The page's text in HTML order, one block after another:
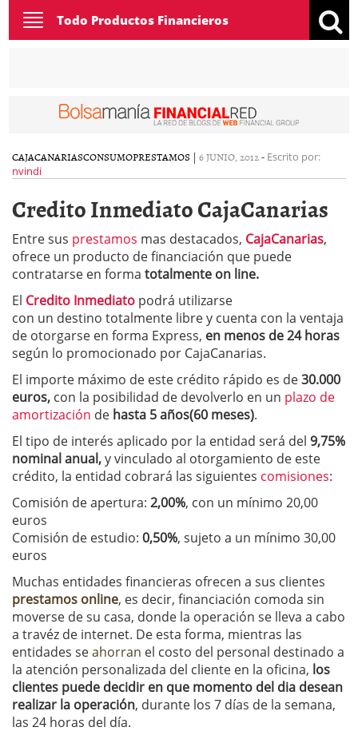
Toggle
navigation
Todo Productos Financieros
CAJACANARIASCONSUMOPRESTAMOS | 6 JUNIO, 2012- Escrito por:
nvindi
Credito Inmediato CajaCanarias
Entre sus prestamos mas destacados, CajaCanarias,
ofrece un producto de financiación que puede
contratarse en forma totalmente on line.
El Credito Inmediato podrá utilizarse
con un destino totalmente libre y cuenta con la ventaja
de otorgarse en forma Express, en menos de 24 horas
según lo promocionado por CajaCanarias.
El importe máximo de este crédito rápido es de30.000
euros, con la posibilidad de devolverlo en un plazo de
amortización de hasta 5 años(60 meses).
El tipo de interés aplicado por la entidad será del 9,75%
nominal anual,y vinculado al otorgamiento de este
crédito, la entidad cobrará las siguientes comisiones:
Comisión de apertura: 2,00%, con un mínimo 20,00
euros
Comisión de estudio: 0,50%, sujeto a un mínimo 30,00
euros
Muchas entidades financieras ofrecen a sus clientes
prestamos online, es decir, financiación comoda sin
moverse de su casa, donde la operación se lleva a cabo
a travéz de internet. De esta forma, mientras las
entidades seahorran el costo del personal destinado a
la atención personalizada del cliente en la oficina, los
clientes puede decidir en que momento del dia desean
realizar la operación, durante los 7 días de la semana,
las 24 horas del día.